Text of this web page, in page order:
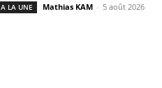
A LA UNE Mathias KAM - 5 août 2026